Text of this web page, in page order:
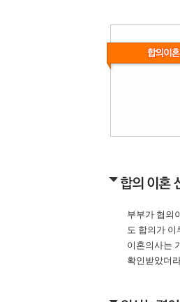
부부가 협의
도 합의가 이
이혼의사는
확인받았더